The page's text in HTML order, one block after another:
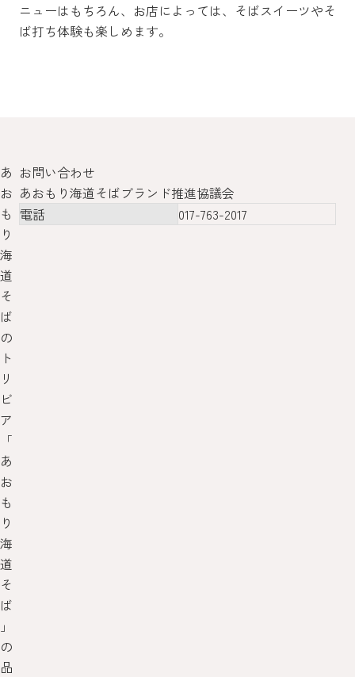
ニューはもちろん、お店によっては、そばスイーツやそ
ば打ち体験も楽しめます。
あ
お
も
り
海
道
そ
ば
の
ト
リ
ビ
ア
「
あ
お
も
り
海
道
そ
ば
」
の
品
お問い合わせ
あおもり海道そばブランド推進協議会
電話
017-763-2017